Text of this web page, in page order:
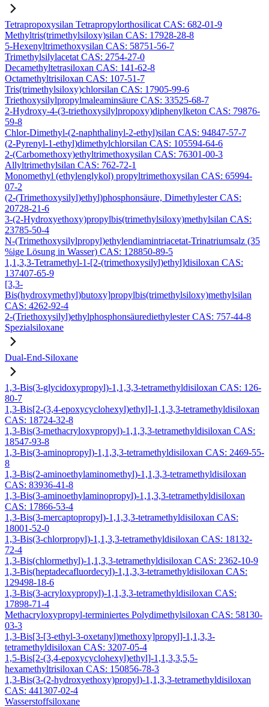
Tetrapropoxysilan Tetrapropylorthosilicat CAS: 682-01-9
Methyltris(trimethylsiloxy)silan CAS: 17928-28-8
5-Hexenyltrimethoxysilan CAS: 58751-56-7
Trimethylsilylacetat CAS: 2754-27-0
Decamethyltetrasiloxan CAS: 141-62-8
Octamethyltrisiloxan CAS: 107-51-7
Tris(trimethylsiloxy)chlorsilan CAS: 17905-99-6
Triethoxysilylpropylmaleaminsäure CAS: 33525-68-7
2-Hydroxy-4-(3-triethoxysilylpropoxy)diphenylketon CAS: 79876-
59-8
Chlor-Dimethyl-(2-naphthalinyl-2-ethyl)silan CAS: 94847-57-7
(2-Pyrenyl-1-ethyl)dimethylchlorsilan CAS: 105594-64-6
2-(Carbomethoxy)ethyltrimethoxysilan CAS: 76301-00-3
Allyltrimethylsilan CAS: 762-72-1
Monomethyl (ethylenglykol) propyltrimethoxysilan CAS: 65994-
07-2
(2-(Trimethoxysilyl)ethyl)phosphonsäure, Dimethylester CAS:
20728-21-6
3-(2-Hydroxyethoxy)propylbis(trimethylsiloxy)methylsilan CAS:
23785-50-4
N-(Trimethoxysilylpropyl)ethylendiamintriacetat-Trinatriumsalz (35
%ige Lösung in Wasser) CAS: 128850-89-5
1,1,3,3-Tetramethyl-1-[2-(trimethoxysilyl)ethyl]disiloxan CAS:
137407-65-9
[3,3-
Bis(hydroxymethyl)butoxy]propylbis(trimethylsiloxy)methylsilan
CAS: 4262-92-4
2-(Triethoxysilyl)ethylphosphonsäurediethylester CAS: 757-44-8
Spezialsiloxane
Dual-End-Siloxane
1,3-Bis(3-glycidoxypropyl)-1,1,3,3-tetramethyldisiloxan CAS: 126-
80-7
1,3-Bis[2-(3,4-epoxycyclohexyl)ethyl]-1,1,3,3-tetramethyldisiloxan
CAS: 18724-32-8
1,3-Bis(3-methacryloxypropyl)-1,1,3,3-tetramethyldisiloxan CAS:
18547-93-8
1,3-Bis(3-aminopropyl)-1,1,3,3-tetramethyldisiloxan CAS: 2469-55-
8
1,3-Bis(2-aminoethylaminomethyl)-1,1,3,3-tetramethyldisiloxan
CAS: 83936-41-8
1,3-Bis(3-aminoethylaminopropyl)-1,1,3,3-tetramethyldisiloxan
CAS: 17866-53-4
1,3-Bis(3-mercaptopropyl)-1,1,3,3-tetramethyldisiloxan CAS:
18001-52-0
1,3-Bis(3-chlorpropyl)-1,1,3,3-tetramethyldisiloxan CAS: 18132-
72-4
1,3-Bis(chlormethyl)-1,1,3,3-tetramethyldisiloxan CAS: 2362-10-9
1,3-Bis(heptadecafluordecyl)-1,1,3,3-tetramethyldisiloxan CAS:
129498-18-6
1,3-Bis(3-acryloxypropyl)-1,1,3,3-tetramethyldisiloxan CAS:
17898-71-4
Methacryloxypropyl-terminiertes Polydimethylsiloxan CAS: 58130-
03-3
1,3-Bis[3-[3-ethyl-3-oxetanyl)methoxy]propyl]-1,1,3,3-
tetramethyldisiloxan CAS: 3207-05-4
1,5-Bis[2-(3,4-epoxycyclohexyl)ethyl]-1,1,3,3,5,5-
hexamethyltrisiloxan CAS: 150856-78-3
1,3-Bis(3-(2-hydroxyethoxy)propyl)-1,1,3,3-tetramethyldisiloxan
CAS: 441307-02-4
Wasserstoffsiloxane